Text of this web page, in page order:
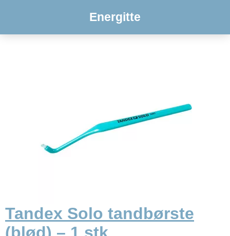
Energitte
Tandex Solo tandbørste